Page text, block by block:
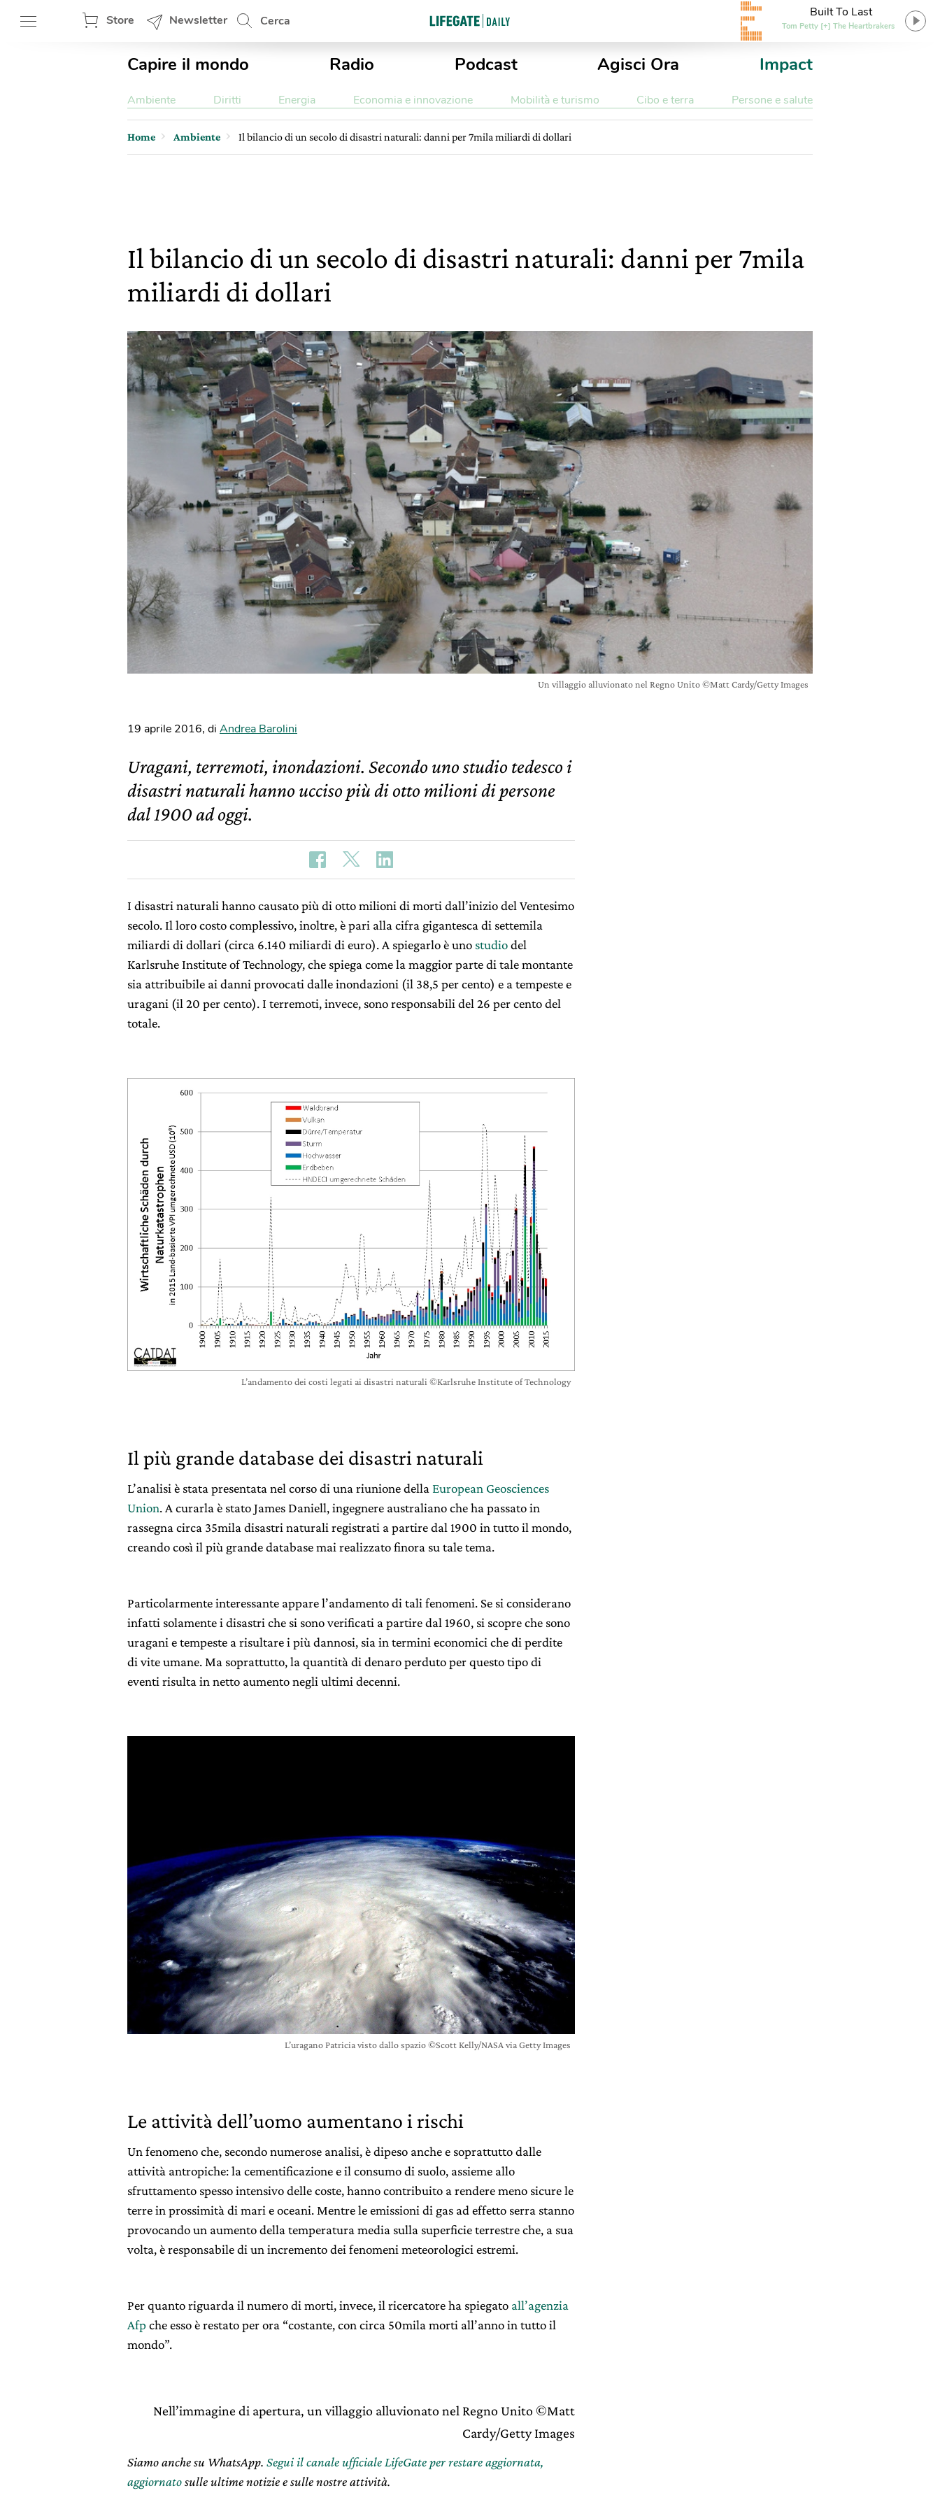
Store Newsletter Cerca
Built To Last
Tom Petty [+] The Heartbrakers
Capire il mondo Radio Podcast Agisci Ora Impact
Ambiente Diritti Energia Economia e innovazione Mobilità e turismo Cibo e terra Persone e salute
Home Ambiente Il bilancio di un secolo di disastri naturali: danni per 7mila miliardi di dollari
Il bilancio di un secolo di disastri naturali: danni per 7mila
miliardi di dollari
Un villaggio alluvionato nel Regno Unito ©Matt Cardy/Getty Images
19 aprile 2016, di Andrea Barolini
Uragani, terremoti, inondazioni. Secondo uno studio tedesco i
disastri naturali hanno ucciso più di otto milioni di persone
dal 1900 ad oggi.
I disastri naturali hanno causato più di otto milioni di morti dall’inizio del Ventesimo
secolo. Il loro costo complessivo, inoltre, è pari alla cifra gigantesca di settemila
miliardi di dollari (circa 6.140 miliardi di euro). A spiegarlo è uno studiodel
Karlsruhe Institute of Technology, che spiega come la maggior parte di tale montante
sia attribuibile ai danni provocati dalle inondazioni (il 38,5 per cento) e a tempeste e
uragani (il 20 per cento). I terremoti, invece, sono responsabili del 26 per cento del
totale.
L’andamento dei costi legati ai disastri naturali ©Karlsruhe Institute of Technology
Il più grande database dei disastri naturali
L’analisi è stata presentata nel corso di una riunione della European Geosciences
Union. A curarla è stato James Daniell, ingegnere australiano che ha passato in
rassegna circa 35mila disastri naturali registrati a partire dal 1900 in tutto il mondo,
creando così il più grande database mai realizzato finora su tale tema.
Particolarmente interessante appare l’andamento di tali fenomeni. Se si considerano
infatti solamente i disastri che si sono verificati a partire dal 1960, si scopre che sono
uragani e tempeste a risultare i più dannosi, sia in termini economici che di perdite
di vite umane. Ma soprattutto, la quantità di denaro perduto per questo tipo di
eventi risulta in netto aumento negli ultimi decenni.
L’uragano Patricia visto dallo spazio ©Scott Kelly/NASA via Getty Images
Le attività dell’uomo aumentano i rischi
Un fenomeno che, secondo numerose analisi, è dipeso anche e soprattutto dalle
attività antropiche: la cementificazione e il consumo di suolo, assieme allo
sfruttamento spesso intensivo delle coste, hanno contribuito a rendere meno sicure le
terre in prossimità di mari e oceani. Mentre le emissioni di gas ad effetto serra stanno
provocando un aumento della temperatura media sulla superficie terrestre che, a sua
volta, è responsabile di un incremento dei fenomeni meteorologici estremi.
Per quanto riguarda il numero di morti, invece, il ricercatore ha spiegato all’agenzia
Afpche esso è restato per ora “costante, con circa 50mila morti all’anno in tutto il
mondo”.
Nell’immagine di apertura, un villaggio alluvionato nel Regno Unito ©Matt
Cardy/Getty Images
Siamo anche su WhatsApp. Segui il canale ufficiale LifeGate per restare aggiornata,
aggiornatosulle ultime notizie e sulle nostre attività.